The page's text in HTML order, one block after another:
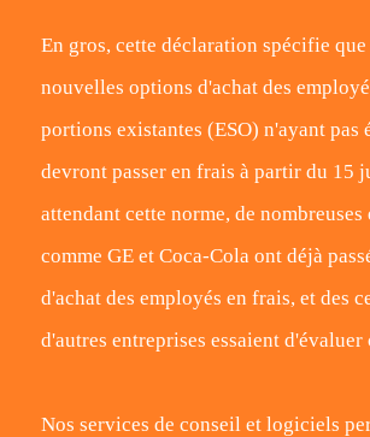
En gros, cette déclaration spécifie que
nouvelles options d'achat des
portions existantes (ESO) n'ayant pas
devront passer en frais à partir du 15
attendant cette norme, de nombreuses
comme GE et Coca-Cola ont déjà
d'achat des employés en frais, et des
d'autres entreprises essaient d'évaluer
Nos services de conseil et logiciels